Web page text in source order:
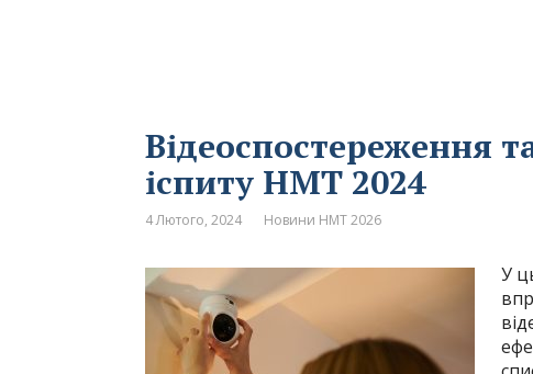
Відеоспостереження
іспиту НМТ 2024
4 Лютого, 2024 Новини НМТ 2026
У